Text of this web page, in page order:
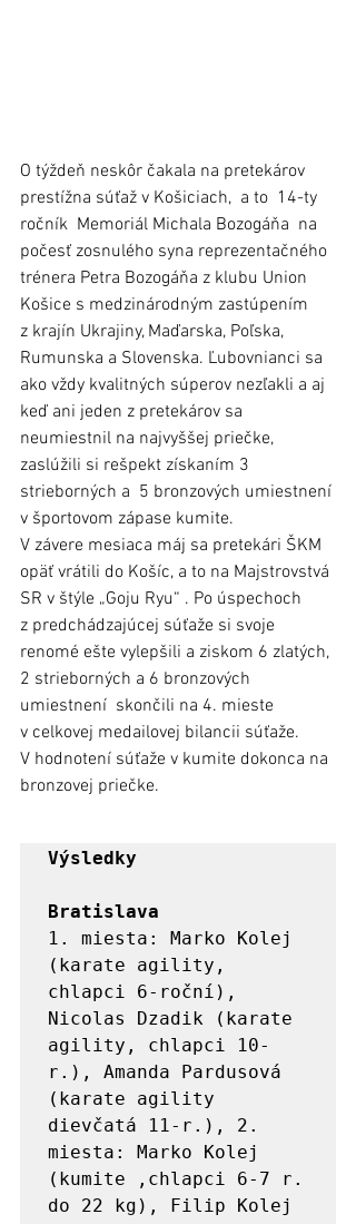
O týždeň neskôr čakala na pretekárov
prestížna súťaž v Košiciach,  a to  14-ty
ročník  Memoriál Michala Bozogáňa  na
počesť zosnulého syna reprezentačného
trénera Petra Bozogáňa z klubu Union
Košice s medzinárodným zastúpením
z krajín Ukrajiny, Maďarska, Poľska,
Rumunska a Slovenska. Ľubovnianci sa
ako vždy kvalitných súperov nezľakli a aj
keď ani jeden z pretekárov sa
neumiestnil na najvyššej priečke,
zaslúžili si rešpekt získaním 3
strieborných a  5 bronzových umiestnení
v športovom zápase kumite.
V závere mesiaca máj sa pretekári ŠKM
opäť vrátili do Košíc, a to na Majstrovstvá
SR v štýle „Goju Ryu“ . Po úspechoch
z predchádzajúcej súťaže si svoje
renomé ešte vylepšili a ziskom 6 zlatých,
2 strieborných a 6 bronzových
umiestnení  skončili na 4. mieste
v celkovej medailovej bilancii súťaže.
V hodnotení súťaže v kumite dokonca na
bronzovej priečke.
Výsledky
Bratislava
1. miesta: Marko Kolej
(karate agility,
chlapci 6-roční),
Nicolas Dzadik (karate
agility, chlapci 10-
r.), Amanda Pardusová
(karate agility
dievčatá 11-r.), 2.
miesta: Marko Kolej
(kumite ,chlapci 6-7 r.
do 22 kg), Filip Kolej